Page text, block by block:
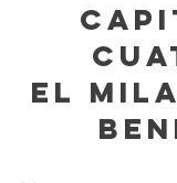
El